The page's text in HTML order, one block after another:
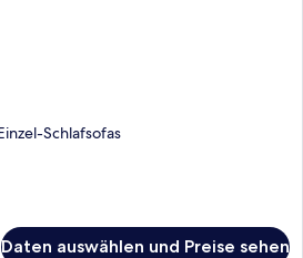
Schlafsofas
Daten auswählen und Preise sehen